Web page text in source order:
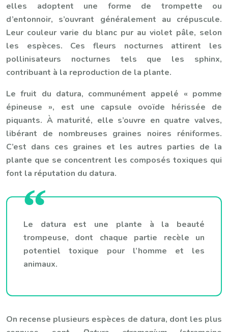
elles adoptent une forme de trompette ou
d’entonnoir, s’ouvrant généralement au crépuscule.
Leur couleur varie du blanc pur au violet pâle, selon
les espèces. Ces fleurs nocturnes attirent les
pollinisateurs nocturnes tels que les sphinx,
contribuant à la reproduction de la plante.
Le fruit du datura, communément appelé « pomme
épineuse », est une capsule ovoïde hérissée de
piquants. À maturité, elle s’ouvre en quatre valves,
libérant de nombreuses graines noires réniformes.
C’est dans ces graines et les autres parties de la
plante que se concentrent les composés toxiques qui
font la réputation du datura.
Le datura est une plante à la beauté
trompeuse, dont chaque partie recèle un
potentiel toxique pour l’homme et les
animaux.
On recense plusieurs espèces de datura, dont les plus